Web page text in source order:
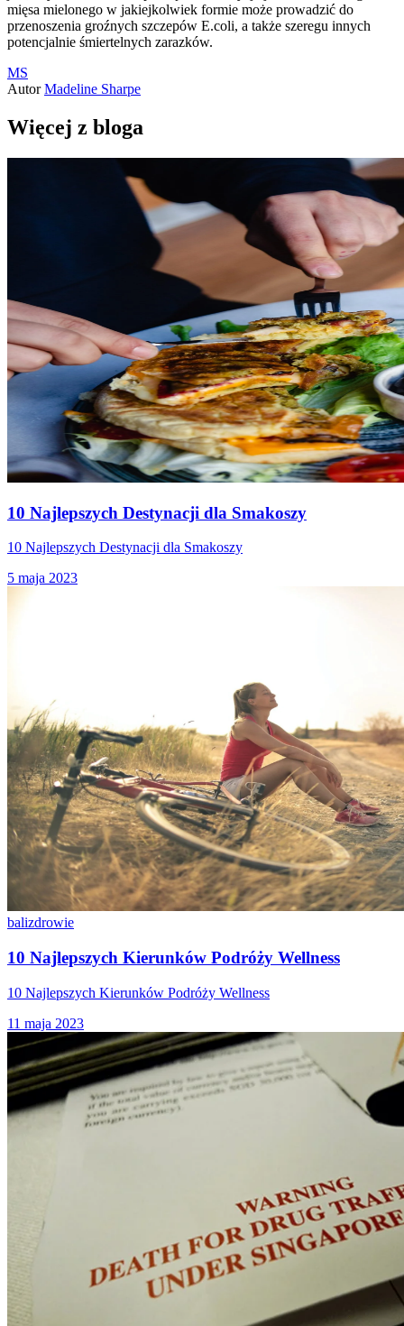
mięsa mielonego w jakiejkolwiek formie może prowadzić do
przenoszenia groźnych szczepów E.coli, a także szeregu innych
potencjalnie śmiertelnych zarazków.
MS
Autor Madeline Sharpe
Więcej z bloga
10 Najlepszych Destynacji dla Smakoszy
10 Najlepszych Destynacji dla Smakoszy
5 maja 2023
balizdrowie
10 Najlepszych Kierunków Podróży Wellness
10 Najlepszych Kierunków Podróży Wellness
11 maja 2023